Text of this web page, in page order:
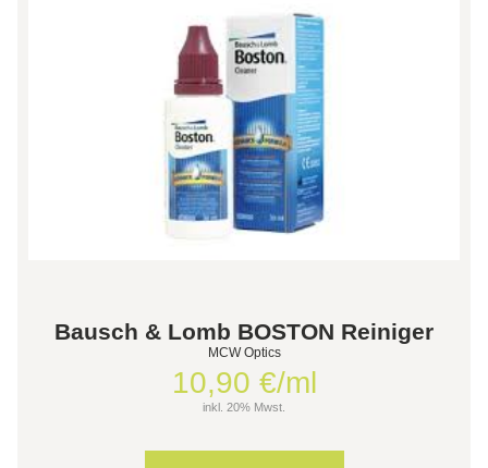
Bausch & Lomb BOSTON Reiniger
MCW Optics
10,90 €/ml
inkl. 20% Mwst.